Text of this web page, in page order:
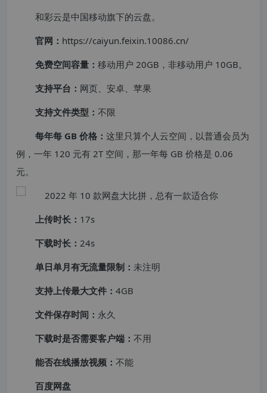
和彩云是中国移动旗下的云盘。
官网： https://caiyun.feixin.10086.cn/
免费空间容量： 移动用户 20GB，非移动用户 10GB。
支持平台： 网页、安卓、苹果
支持文件类型： 不限
每年每 GB 价格： 这里只算个人云空间，以普通会员为
例，一年 120 元有 2T 空间，那一年每 GB 价格是 0.06
元。
上传时长： 17s
下载时长： 24s
单日单月有无流量限制： 未注明
支持上传最大文件： 4GB
文件保存时间： 永久
下载时是否需要客户端： 不用
能否在线播放视频： 不能
百度网盘